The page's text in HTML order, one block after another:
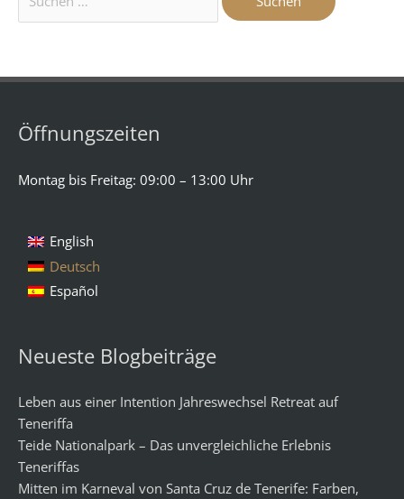
Öffnungszeiten
Montag bis Freitag: 09:00 – 13:00 Uhr
English
Deutsch
Español
Neueste Blogbeiträge
Leben aus einer Intention Jahreswechsel Retreat auf
Teneriffa
Teide Nationalpark – Das unvergleichliche Erlebnis
Teneriffas
Mitten im Karneval von Santa Cruz de Tenerife: Farben,